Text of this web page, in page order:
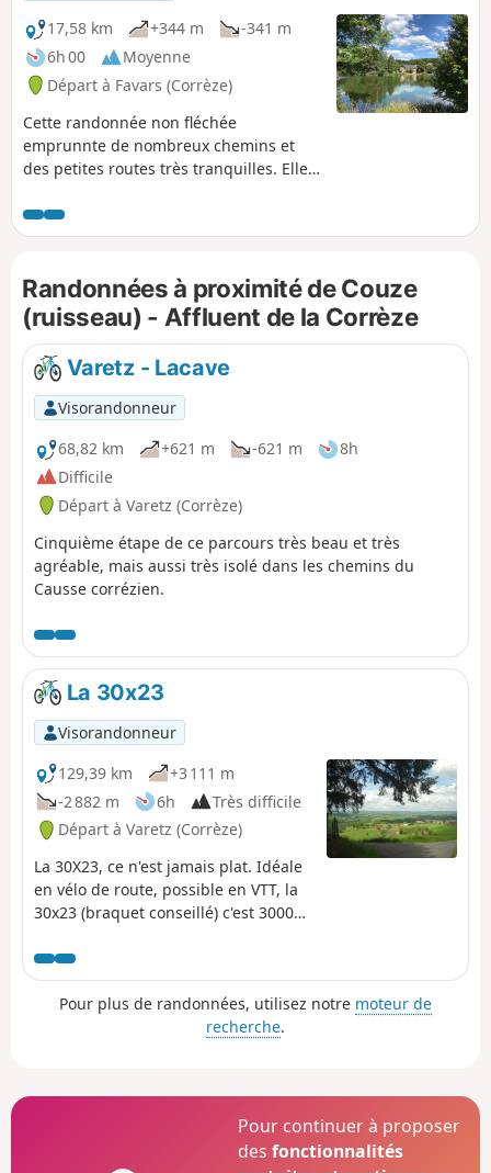
17,58 km
+344 m
-341 m
6h 00
Moyenne
Départ à Favars (Corrèze)
Cette randonnée non fléchée
emprunnte de nombreux chemins et
des petites routes très tranquilles. Elle
plusieurs étangs. Elle passe devant la
fontaine miraculeuse et le château de
Randonnées à proximité de Couze
(ruisseau) - Affluent de la Corrèze
Varetz - Lacave
Visorandonneur
68,82 km
+621 m -621 m
8h
Difficile
Départ à Varetz (Corrèze)
Cinquième étape de ce parcours très beau et très
agréable, mais aussi très isolé dans les chemins du
Causse corrézien.
La 30x23
Visorandonneur
129,39 km
+3 111 m
-2 882 m
6h
Très difficile
Départ à Varetz (Corrèze)
La 30X23, ce n'est jamais plat. Idéale
en vélo de route, possible en VTT, la
30x23 (braquet conseillé) c'est 3000m
une région merveilleuse. Préparez
vos mollets!
Pour plus de randonnées, utilisez notre moteur de
recherche.
Pour continuer à proposer
desfonctionnalités